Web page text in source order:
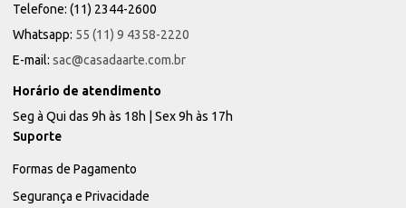
Telefone: (11) 2344-2600
Whatsapp: 55 (11) 9 4358-2220
E-mail: sac@casadaarte.com.br
Horário de atendimento
Seg à Qui das 9h às 18h | Sex 9h às 17h
Suporte
Formas de Pagamento
Segurança e Privacidade